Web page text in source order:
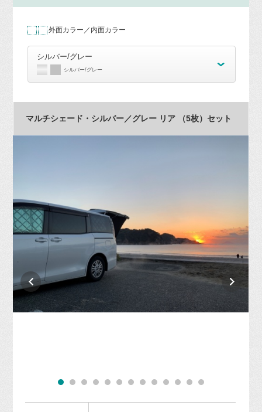
外面カラー／内面カラー
シルバー/グレー
シルバー/グレー
マルチシェード・シルバー／グレー リア （5枚）セット